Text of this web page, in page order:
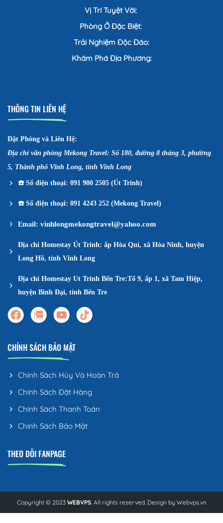
Vị Trí Tuyệt Vời:
Phòng Ở Đặc Biệt:
Trải Nghiệm Độc Đáo:
Khám Phá Địa Phương:
THÔNG TIN LIÊN HỆ
Đặt Phòng và Liên Hệ:
Địa chỉ văn phòng Mekong Travel: Số 180, đường 8 tháng 3, phường
5, Thành phố Vĩnh Long, tỉnh Vĩnh Long
☎️Số điện thoại: 091 900 2505 (Út Trinh)
☎️Số điện thoại: 091 4243 252 (Mekong Travel)
Email: vinhlongmekongtravel@yahoo.com
Địa chỉ Homestay Út Trinh: ấp Hòa Quí, xã Hòa Ninh, huyện
Long Hồ, tỉnh Vĩnh Long
Địa chỉ Homestay Ut Trinh Bến Tre:Tổ 9, ấp 1, xã Tam Hiệp,
huyện Bình Đại, tỉnh Bến Tre
CHÍNH SÁCH BẢO MẬT
Chính Sách Hủy Và Hoàn Trả
Chính Sách Đặt Hàng
Chính Sách Thanh Toán
Chính Sách Bảo Mật
THEO DÕI FANPAGE
Copyright © 2023 WEBVPS. All rights reserved. Design by Webvps.vn